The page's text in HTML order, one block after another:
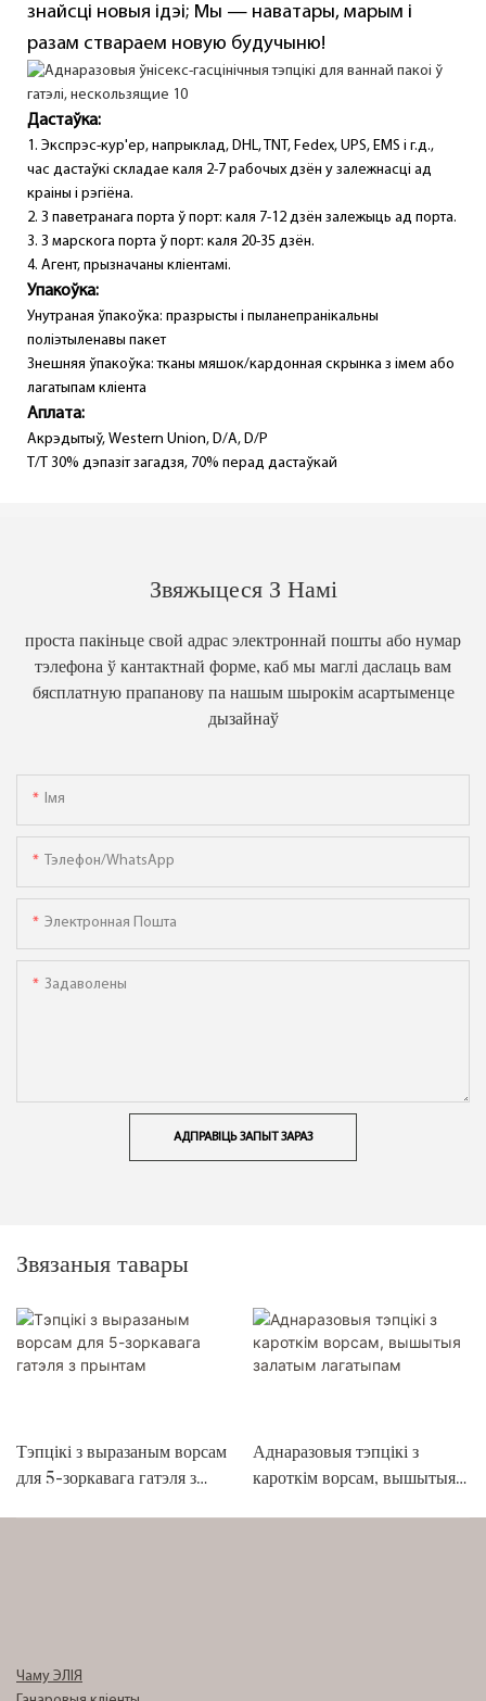
знайсці новыя ідэі; Мы — наватары, марым і
разам ствараем новую будучыню!
Дастаўка:
1. Экспрэс-кур'ер, напрыклад, DHL, TNT, Fedex, UPS, EMS і г.д.,
час дастаўкі складае каля 2-7 рабочых дзён у залежнасці ад
краіны і рэгіёна.
2. З паветранага порта ў порт: каля 7-12 дзён залежыць ад порта.
3. З марскога порта ў порт: каля 20-35 дзён.
4. Агент, прызначаны кліентамі.
Упакоўка:
Унутраная ўпакоўка: празрысты і пыланепранікальны
поліэтыленавы пакет
Знешняя ўпакоўка: тканы мяшок/кардонная скрынка з імем або
лагатыпам кліента
Аплата:
Акрэдытыў, Western Union, D/A, D/P
T/T 30% дэпазіт загадзя, 70% перад дастаўкай
Звяжыцеся З Намі
проста пакіньце свой адрас электроннай пошты або нумар
тэлефона ў кантактнай форме, каб мы маглі даслаць вам
бясплатную прапанову па нашым шырокім асартыменце
дызайнаў
Імя
Тэлефон/WhatsApp
Электронная Пошта
Задаволены
АДПРАВІЦЬ ЗАПЫТ ЗАРАЗ
Звязаныя тавары
Тэпцікі з выразаным ворсам
для 5-зоркавага гатэля з
Аднаразовыя тэпцікі з
кароткім ворсам, вышытыя
Чаму ЭЛІЯ